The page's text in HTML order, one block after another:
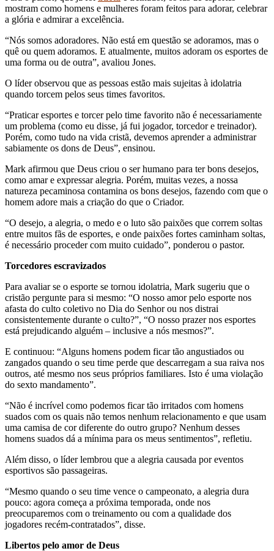
mostram como homens e mulheres foram feitos para adorar, celebrar
a glória e admirar a excelência.
“Nós somos adoradores. Não está em questão se adoramos, mas o
quê ou quem adoramos. E atualmente, muitos adoram os esportes de
uma forma ou de outra”, avaliou Jones.
O líder observou que as pessoas estão mais sujeitas à idolatria
quando torcem pelos seus times favoritos.
“Praticar esportes e torcer pelo time favorito não é necessariamente
um problema (como eu disse, já fui jogador, torcedor e treinador).
Porém, como tudo na vida cristã, devemos aprender a administrar
sabiamente os dons de Deus”, ensinou.
Mark afirmou que Deus criou o ser humano para ter bons desejos,
como amar e expressar alegria. Porém, muitas vezes, a nossa
natureza pecaminosa contamina os bons desejos, fazendo com que o
homem adore mais a criação do que o Criador.
“O desejo, a alegria, o medo e o luto são paixões que correm soltas
entre muitos fãs de esportes, e onde paixões fortes caminham soltas,
é necessário proceder com muito cuidado”, ponderou o pastor.
Torcedores escravizados
Para avaliar se o esporte se tornou idolatria, Mark sugeriu que o
cristão pergunte para si mesmo: “O nosso amor pelo esporte nos
afasta do culto coletivo no Dia do Senhor ou nos distrai
consistentemente durante o culto?”, “O nosso prazer nos esportes
está prejudicando alguém – inclusive a nós mesmos?”.
E continuou: “Alguns homens podem ficar tão angustiados ou
zangados quando o seu time perde que descarregam a sua raiva nos
outros, até mesmo nos seus próprios familiares. Isto é uma violação
do sexto mandamento”.
“Não é incrível como podemos ficar tão irritados com homens
suados com os quais não temos nenhum relacionamento e que usam
uma camisa de cor diferente do outro grupo? Nenhum desses
homens suados dá a mínima para os meus sentimentos”, refletiu.
Além disso, o líder lembrou que a alegria causada por eventos
esportivos são passageiras.
“Mesmo quando o seu time vence o campeonato, a alegria dura
pouco: agora começa a próxima temporada, onde nos
preocuparemos com o treinamento ou com a qualidade dos
jogadores recém-contratados”, disse.
Libertos pelo amor de Deus